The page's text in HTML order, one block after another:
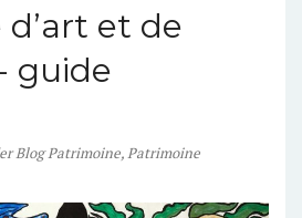
d’art et de
guide
Blog Patrimoine,Patrimoine